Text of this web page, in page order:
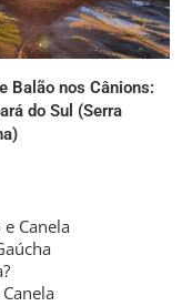
Balão nos Cânions:
do Sul (Serra
Canela